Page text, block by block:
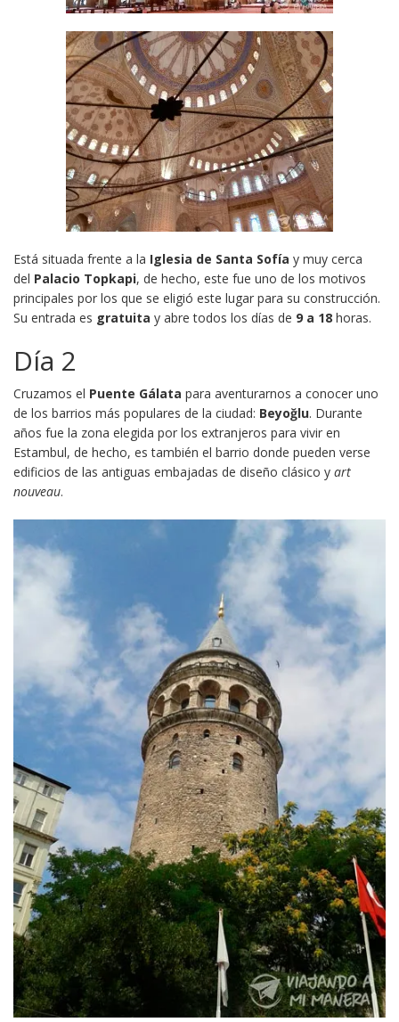
Está situada frente a la Iglesia de Santa Sofía y muy cerca
del Palacio Topkapi, de hecho, este fue uno de los motivos
principales por los que se eligió este lugar para su construcción.
Su entrada es gratuita y abre todos los días de 9 a 18 horas.
Día 2
Cruzamos el Puente Gálata para aventurarnos a conocer uno
de los barrios más populares de la ciudad: Beyoğlu. Durante
años fue la zona elegida por los extranjeros para vivir en
Estambul, de hecho, es también el barrio donde pueden verse
edificios de las antiguas embajadas de diseño clásico y art
nouveau.